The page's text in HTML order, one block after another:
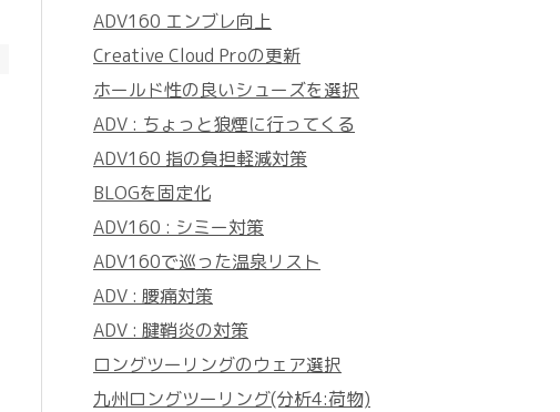
ADV160 エンブレ向上
Creative Cloud Proの更新
ホールド性の良いシューズを選択
ADV : ちょっと狼煙に行ってくる
ADV160 指の負担軽減対策
BLOGを固定化
ADV160 : シミー対策
ADV160で巡った温泉リスト
ADV : 腰痛対策
ADV : 腱鞘炎の対策
ロングツーリングのウェア選択
九州ロングツーリング(分析4:荷物)